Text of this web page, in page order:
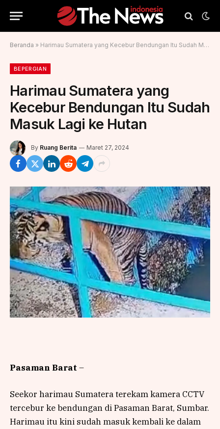
Beranda » Harimau Sumatera yang Kecebur Bendungan Itu Sudah Masuk Lagi ke Hutan
BEPERGIAN
Harimau Sumatera yang
Kecebur Bendungan Itu Sudah
Masuk Lagi ke Hutan
By Ruang Berita Maret 27, 2024
Pasaman Barat –
Seekor harimau Sumatera terekam kamera CCTV
tercebur ke bendungan di Pasaman Barat, Sumbar.
Harimau itu kini sudah masuk kembali ke dalam